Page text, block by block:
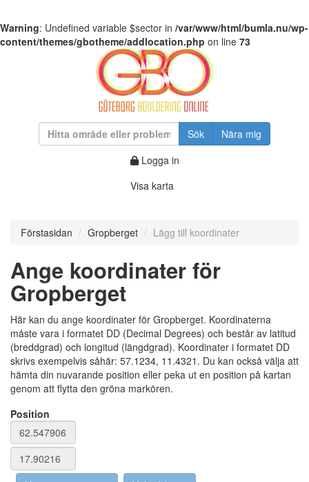
Warning: Undefined variable $sector in /var/www/html/bumla.nu/wp-
content/themes/gbotheme/addlocation.php on line 73
Sök
Nära mig
Logga in
Visa karta
Förstasidan Gropberget Lägg till koordinater
Ange koordinater för
Gropberget
Här kan du ange koordinater för Gropberget. Koordinaterna
måste vara i formatet DD (Decimal Degrees) och består av latitud
(breddgrad) och longitud (längdgrad). Koordinater i formatet DD
skrivs exempelvis såhär: 57.1234, 11.4321. Du kan också välja att
hämta din nuvarande position eller peka ut en position på kartan
genom att flytta den gröna markören.
Position